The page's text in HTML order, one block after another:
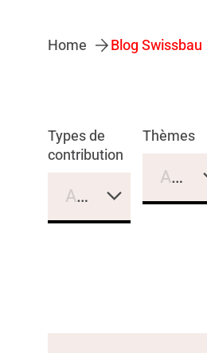
Home Blog Swissbau
Types de
contribution
Aucune sélection
Thèmes